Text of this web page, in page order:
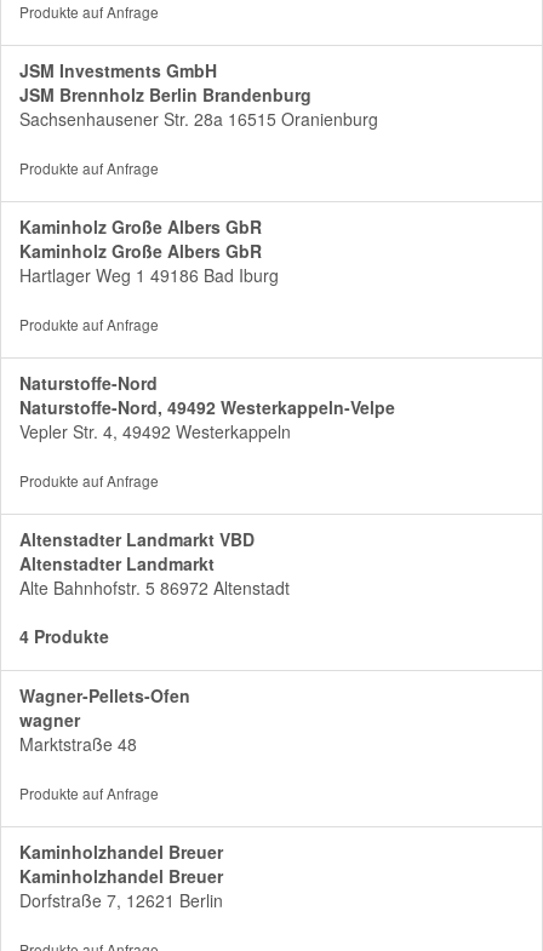
Produkte auf Anfrage
JSM Investments GmbH
JSM Brennholz Berlin Brandenburg
Sachsenhausener Str. 28a 16515 Oranienburg
Produkte auf Anfrage
Kaminholz Große Albers GbR
Kaminholz Große Albers GbR
Hartlager Weg 1 49186 Bad Iburg
Produkte auf Anfrage
Naturstoffe-Nord
Naturstoffe-Nord, 49492 Westerkappeln-Velpe
Vepler Str. 4, 49492 Westerkappeln
Produkte auf Anfrage
Altenstadter Landmarkt VBD
Altenstadter Landmarkt
Alte Bahnhofstr. 5 86972 Altenstadt
4 Produkte
Wagner-Pellets-Ofen
wagner
Marktstraße 48
Produkte auf Anfrage
Kaminholzhandel Breuer
Kaminholzhandel Breuer
Dorfstraße 7, 12621 Berlin